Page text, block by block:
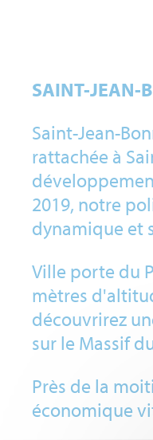
SAINT-JEAN-
Saint-Jean-
rattachée à
2019, notre
dynamique et
Ville porte du
mètres
découvrirez
sur le Massif
Près de la
économique